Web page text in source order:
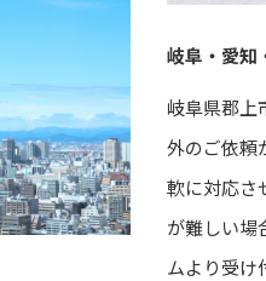
岐阜・愛知
岐阜県郡上
外のご依頼
軟に対応さ
が難しい場
ムより受け